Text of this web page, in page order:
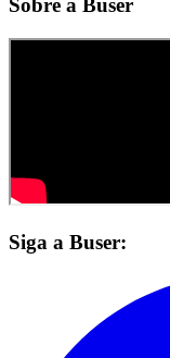
Sobre a Buser
Siga a Buser: